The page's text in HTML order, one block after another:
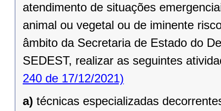
atendimento de situações
animal ou vegetal ou de iminente
âmbito da Secretaria de Estado do
SEDEST, realizar as seguintes
240 de 17/12/2021)
a) técnicas especializadas